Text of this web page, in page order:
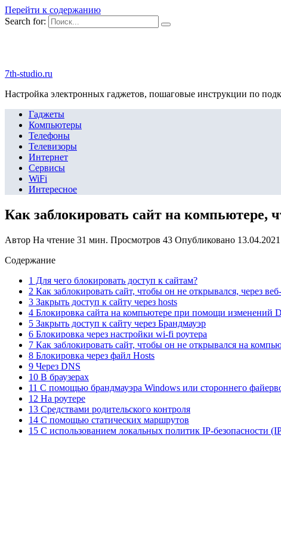
Перейти к содержанию
Search for:
7th-studio.ru
Настройка электронных гаджетов, пошаговые инструкции по
Гаджеты
Компьютеры
Телефоны
Телевизоры
Интернет
Сервисы
WiFi
Интересное
Как заблокировать сайт на компьютере,
Автор На чтение 31 мин. Просмотров 43 Опубликовано 13.04.2021
Содержание
1 Для чего блокировать доступ к сайтам?
2 Как заблокировать сайт, чтобы он не открывался, через
3 Закрыть доступ к сайту через hosts
4 Блокировка сайта на компьютере при помощи
5 Закрыть доступ к сайту через Брандмауэр
6 Блокировка через настройки wi-fi роутера
7 Как заблокировать сайт, чтобы он не открывался на
8 Блокировка через файл Hosts
9 Через DNS
10 В браузерах
11 C помощью брандмауэра Windows или стороннего
12 На роутере
13 Средствами родительского контроля
14 С помощью статических маршрутов
15 С использованием локальных политик IP-безопасности